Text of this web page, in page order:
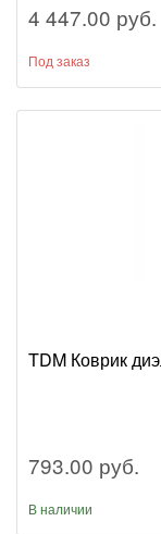
4 447.00 руб.
Под заказ
TDM Коврик
793.00 руб.
В наличии